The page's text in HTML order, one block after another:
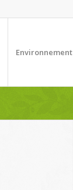
Environnement